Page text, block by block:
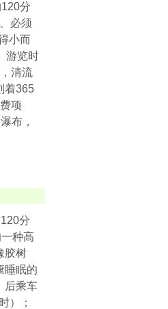
分
必须
小而
游览时
清流
着365
项
布，
分
种高
胶树
睡眠的
后乘车
）；